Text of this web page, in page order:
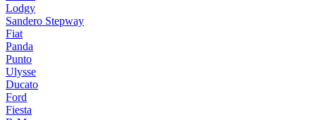
Lodgy
Sandero Stepway
Fiat
Panda
Punto
Ulysse
Ducato
Ford
Fiesta